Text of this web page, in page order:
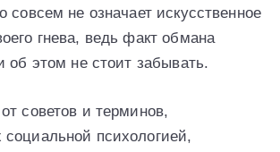
совсем не означает искусственное
гнева, ведь факт обмана
об этом не стоит забывать.
советов и терминов,
психологией,